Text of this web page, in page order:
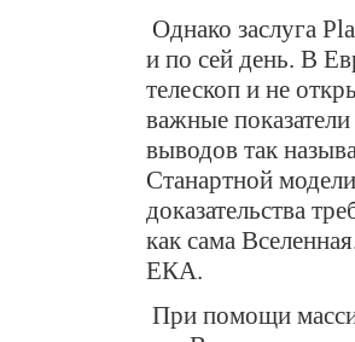
Однако заслуга
и по сей день. В
телескоп и не
важные
выводов так
Станартной
доказательства
как сама
ЕКА.
При помощи